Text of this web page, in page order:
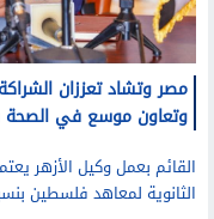
مصر وتشاد تعززان
وتعاون موسع في الصحة
القائم بعمل وكيل الأزهر
الثانوية لمعاهد فلسطين بنسبة